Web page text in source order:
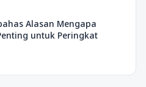
Alasan Mengapa
untuk Peringkat